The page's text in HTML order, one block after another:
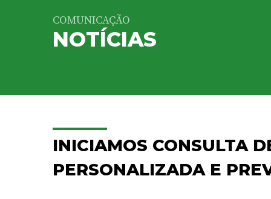
COMUNICAÇÃO
NOTÍCIAS
INICIAMOS CONSULTA
PERSONALIZADA E